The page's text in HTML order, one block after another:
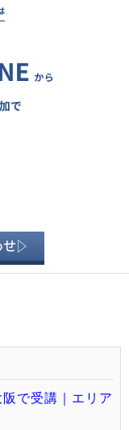
せ▷
で受講｜エリア